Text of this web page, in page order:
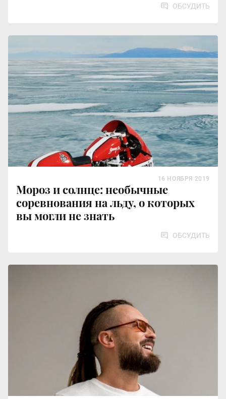
ОБСУДИТЬ
Мороз и солнце: необычные
соревнования на льду, о которых
вы могли не знать
16 НОЯБРЯ 2019
ОБСУДИТЬ